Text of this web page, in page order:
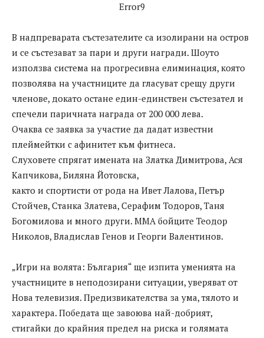
Error9
В надпреварата състезателите са изолирани на остров
и се състезават за пари и други награди. Шоуто
използва система на прогресивна елиминация, която
позволява на участниците да гласуват срещу други
членове, докато остане един-единствен състезател и
спечели паричната награда от 200 000 лева.
Очаква се заявка за участие да дадат известни
плеймейтки с афинитет към фитнеса.
Слуховете спрягат имената на Златка Димитрова, Ася
Капчикова, Биляна Йотовска,
както и спортисти от рода на Ивет Лалова, Петър
Стойчев, Станка Златева, Серафим Тодоров, Таня
Богомилова и много други. ММА бойците Теодор
Николов, Владислав Генов и Георги Валентинов.
„Игри на волята: България“ ще изпита уменията на
участниците в неподозирани ситуации, уверяват от
Нова телевизия. Предизвикателства за ума, тялото и
характера. Победата ще завоюва най-добрият,
стигайки до крайния предел на риска и голямата